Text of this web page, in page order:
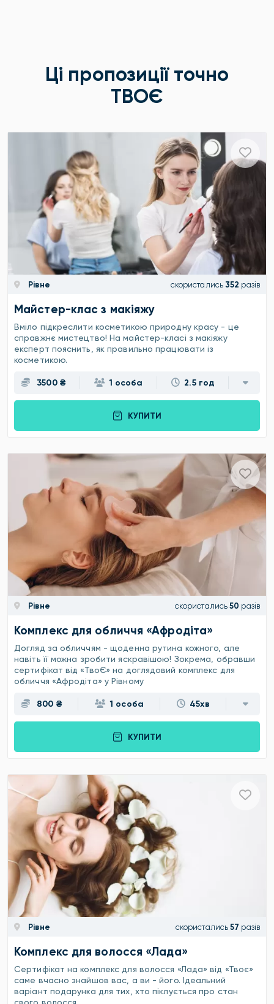
Ці пропозиції точно
ТВОЄ
Рівне скористались 352 разів
Майстер-клас з макіяжу
Вміло підкреслити косметикою природну красу - це
справжнє мистецтво! На майстер-класі з макіяжу
експерт пояснить, як правильно працювати із
косметикою.
3500 ₴ 1 особа 2.5 год
КУПИТИ
Рівне скористались 50 разів
Комплекс для обличчя «Афродіта»
Догляд за обличчям - щоденна рутина кожного, але
навіть її можна зробити яскравішою! Зокрема, обравши
сертифікат від «ТвоЄ» на доглядовий комплекс для
обличчя «Афродіта» у Рівному
800 ₴ 1 особа 45хв
КУПИТИ
Рівне скористались 57 разів
Комплекс для волосся «Лада»
Сертифікат на комплекс для волосся «Лада» від «Твоє»
саме вчасно знайшов вас, а ви - його. Ідеальний
варіант подарунка для тих, хто піклується про стан